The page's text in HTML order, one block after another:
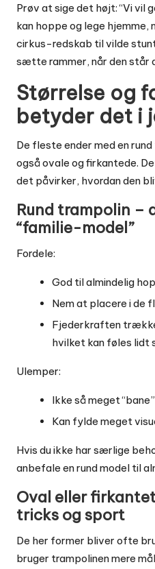
Prøv at sige det højt: “Vi vil
kan hoppe og lege hjemme,
cirkus-redskab til vilde
sætte rammer, når den står
Størrelse og
betyder det i
De fleste ender med en
også ovale og firkantede.
det påvirker, hvordan den
Rund trampolin –
“familie-model”
Fordele:
God til almindelig
Nem at placere i de
Fjederkraften
hvilket kan føles lidt
Ulemper:
Ikke så meget
Kan fylde meget
Hvis du ikke har særlige
anbefale en rund model til
Oval eller
tricks og sport
De her former bliver ofte
bruger trampolinen mere